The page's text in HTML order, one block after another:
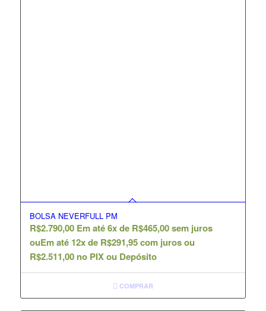
BOLSA NEVERFULL PM
R$2.790,00 Em até 6x de R$465,00sem juros
ouEm até 12x de R$291,95com juros ou
R$2.511,00 no PIX ou Depósito
COMPRAR